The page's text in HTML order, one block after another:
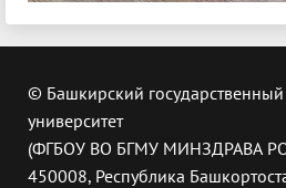
© Башкирский
университет
(ФГБОУ ВО БГМУ МИНЗДРАВА
450008, Республика